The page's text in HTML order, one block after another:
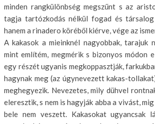
minden rangkülönbség megszűnt s az
tagja tartózkodás nélkül fogad és
hanem a rinadero köréből kiérve, vége az
A kakasok a mieinknél nagyobbak, tarajuk
mint említém, megmérik s bizonyos módon
egy részét ugyanis megkoppasztják,
hagynak meg (az úgynevezett kakas-
meghegyezik. Nevezetes, mily dühvel
eleresztik, s nem is hagyják abba a vivást,
bele nem veszett. Kakasokat ugyancsak